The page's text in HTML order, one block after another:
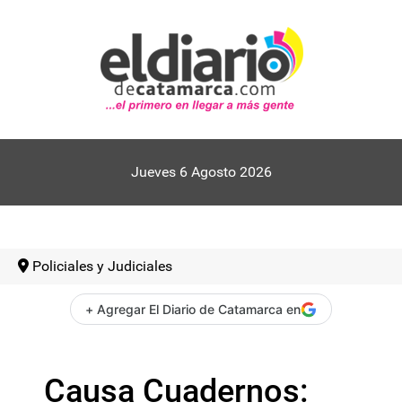
Jueves 6 Agosto 2026
Policiales y Judiciales
+ Agregar El Diario de Catamarca en
Causa Cuadernos: